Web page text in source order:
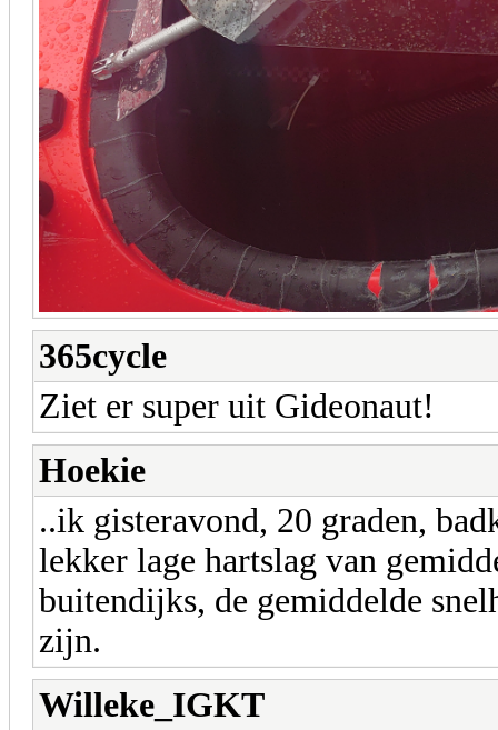
365cycle
Ziet er super uit Gideonaut!
Hoekie
..ik gisteravond, 20 graden,
lekker lage hartslag van
buitendijks, de gemiddelde
zijn.
Willeke_IGKT